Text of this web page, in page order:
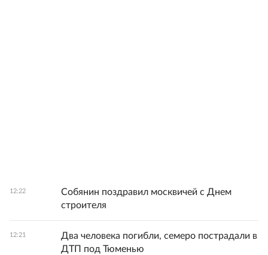
12:22
Собянин поздравил москвичей с Днем
строителя
12:21
Два человека погибли, семеро пострадали в
ДТП под Тюменью